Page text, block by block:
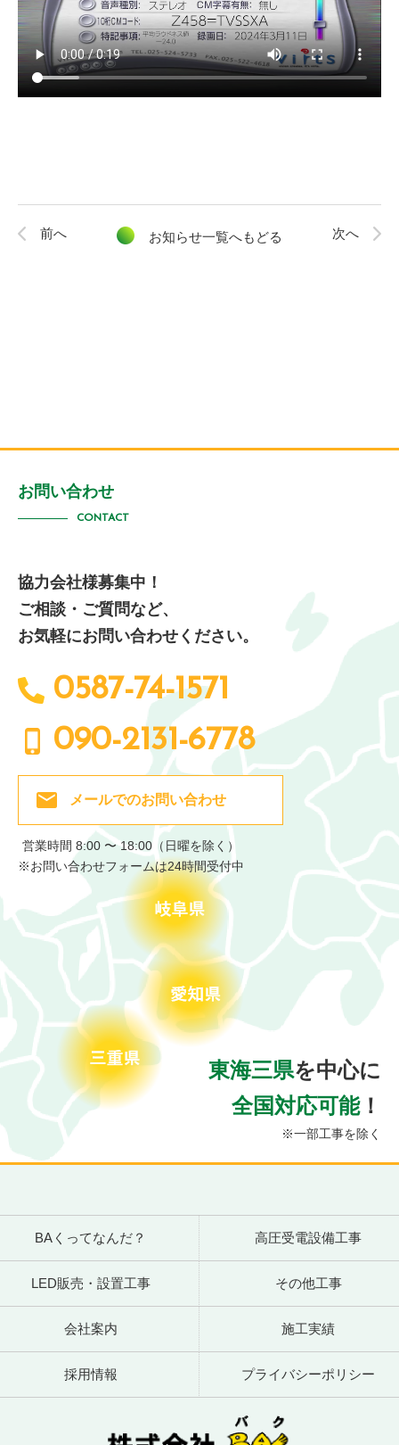
前へ お知らせ一覧へもどる 次へ
お問い合わせ
CONTACT
協力会社様募集中！
ご相談・ご質問など、
お気軽にお問い合わせください。
0587-74-1571
090-2131-6778
メールでのお問い合わせ
営業時間 8:00 〜 18:00（日曜を除く）
※お問い合わせフォームは24時間受付中
東海三県を中心に
全国対応可能！
※一部工事を除く
BAくってなんだ？ 高圧受電設備工事
LED販売・設置工事 その他工事
会社案内 施工実績
採用情報 プライバシーポリシー